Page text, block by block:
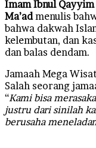
Imam Ibnul
Ma’admenulis
bahwa dakwah
kelembutan, dan
dan balas dendam.
Jamaah Mega
Salah seorang
“Kami bisa
justru dari sinilah
berusaha